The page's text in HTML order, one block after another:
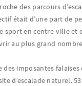
des parcours
était d’une part de
sport en centre-ville et
au plus grand
des imposantes
d’escalade naturel.